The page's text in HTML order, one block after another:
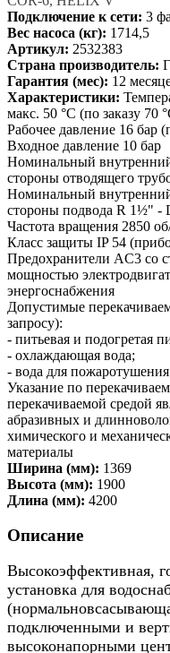
Подключение к сети: 3
Вес насоса (кг): 1714,5
Артикул: 2532383
Страна производитель:
Гарантия (мес): 12
Характеристики:
макс. 50 °C (по заказу 70
Рабочее давление 16 бар
Входное давление 10 бар
Номинальный
стороны отводящего
Номинальный
стороны подвода R 1½" -
Частота вращения 2850
Класс защиты IP 54
Предохранители AC3 со
мощностью
энергоснабжения
Допустимые
запросу):
- питьевая и подогретая
- охлаждающая вода;
- вода для пожаротушения
Указание по
перекачиваемой средой
абразивных и
химического и
материалы
Ширина (мм): 1369
Высота (мм): 1900
Длина (мм): 4200
Описание
Высокоэффективная,
установка для
подключенными и
высоконапорными